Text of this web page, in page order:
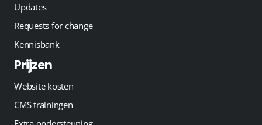
Updates
Requests for change
Kennisbank
Prijzen
Website kosten
CMS trainingen